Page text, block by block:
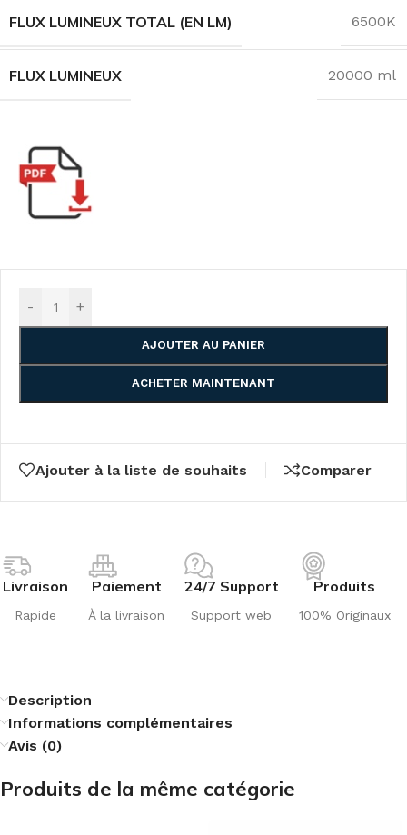
FLUX LUMINEUX TOTAL (EN LM) 6500K
FLUX LUMINEUX 20000 ml
- +
AJOUTER AU PANIER
ACHETER MAINTENANT
Ajouter à la liste de souhaits Comparer
Livraison
Rapide
Paiement
À la livraison
24/7 Support
Support web
Produits
100% Originaux
Description
Informations complémentaires
Avis (0)
Produits de la même catégorie